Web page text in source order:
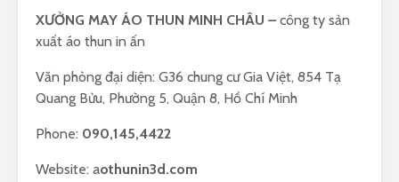
XƯỞNG MAY ÁO THUN MINH CHÂU – công ty sản
xuất áo thun in ấn
Văn phòng đại diện: G36 chung cư Gia Việt, 854 Tạ
Quang Bửu, Phường 5, Quận 8, Hồ Chí Minh
Phone: 090,145,4422
Website: aothunin3d.com